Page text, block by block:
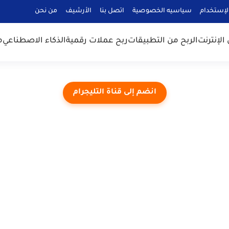
سياسيه الخصوصية اتصل بنا الأرشيف من نحن
الربح من التطبيقاتربح عملات رقميةالذكاء الاصطناعي
انضم إلى قناة التليجرام